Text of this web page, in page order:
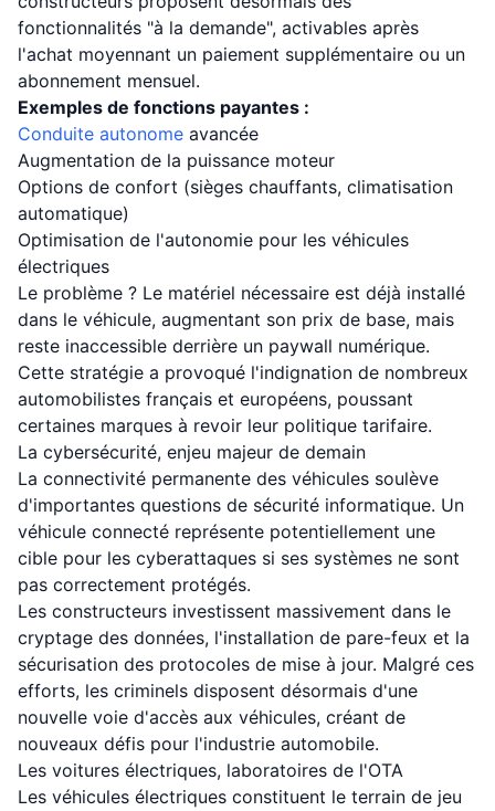
fonctionnalités "à la demande", activables après
l'achat moyennant un paiement supplémentaire ou un
abonnement mensuel.
Exemples de fonctions payantes :
Conduite autonome avancée
Augmentation de la puissance moteur
Options de confort (sièges chauffants, climatisation
automatique)
Optimisation de l'autonomie pour les véhicules
électriques
Le problème ? Le matériel nécessaire est déjà installé
dans le véhicule, augmentant son prix de base, mais
reste inaccessible derrière un paywall numérique.
Cette stratégie a provoqué l'indignation de nombreux
automobilistes français et européens, poussant
certaines marques à revoir leur politique tarifaire.
La cybersécurité, enjeu majeur de demain
La connectivité permanente des véhicules soulève
d'importantes questions de sécurité informatique. Un
véhicule connecté représente potentiellement une
cible pour les cyberattaques si ses systèmes ne sont
pas correctement protégés.
Les constructeurs investissent massivement dans le
cryptage des données, l'installation de pare-feux et la
sécurisation des protocoles de mise à jour. Malgré ces
efforts, les criminels disposent désormais d'une
nouvelle voie d'accès aux véhicules, créant de
nouveaux défis pour l'industrie automobile.
Les voitures électriques, laboratoires de l'OTA
Les véhicules électriques constituent le terrain de jeu